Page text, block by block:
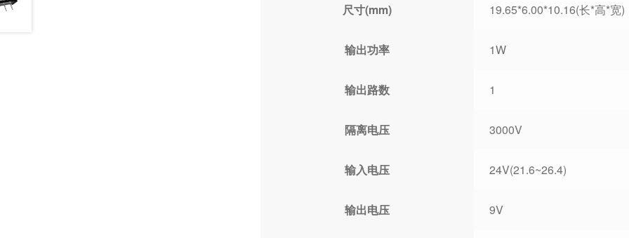
尺寸(mm) 19.65*6.00*10.16(长*高*宽)
输出功率 1W
输出路数 1
隔离电压 3000V
输入电压 24V(21.6~26.4)
输出电压 9V